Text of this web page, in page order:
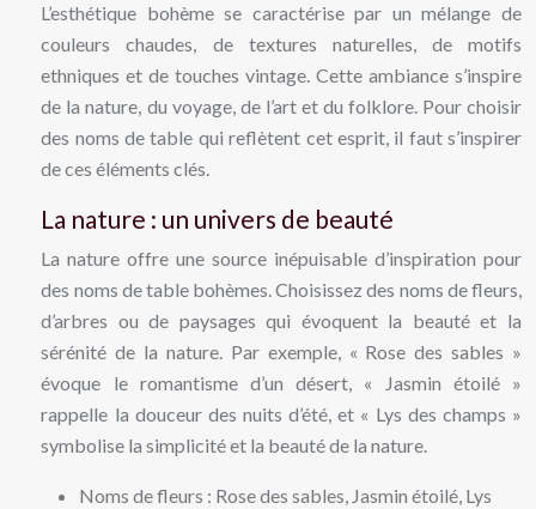
L’esthétique bohème se caractérise par un mélange de
couleurs chaudes, de textures naturelles, de motifs
ethniques et de touches vintage. Cette ambiance s’inspire
de la nature, du voyage, de l’art et du folklore. Pour choisir
des noms de table qui reflètent cet esprit, il faut s’inspirer
de ces éléments clés.
La nature : un univers de beauté
La nature offre une source inépuisable d’inspiration pour
des noms de table bohèmes. Choisissez des noms de fleurs,
d’arbres ou de paysages qui évoquent la beauté et la
sérénité de la nature. Par exemple, « Rose des sables »
évoque le romantisme d’un désert, « Jasmin étoilé »
rappelle la douceur des nuits d’été, et « Lys des champs »
symbolise la simplicité et la beauté de la nature.
Noms de fleurs : Rose des sables, Jasmin étoilé, Lys